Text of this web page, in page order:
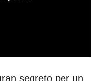
segreto per un